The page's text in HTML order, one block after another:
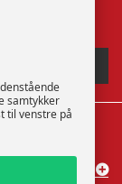
samtykker
til venstre på